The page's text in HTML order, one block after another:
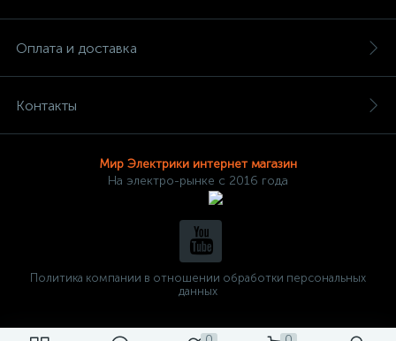
Оплата и доставка
Контакты
Мир Электрики интернет магазин
На электро-рынке с 2016 года
Политика компании в отношении обработки персональных
данных